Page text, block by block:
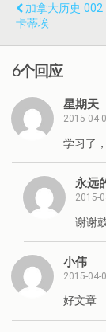
加拿大历史 002
卡蒂埃
6个回应
星期天
2015-04-
学习了
永远
2015-
谢谢
小伟
2015-04-
好文章